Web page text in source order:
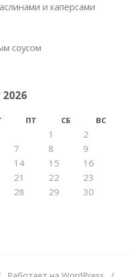
и каперсами
соусом
2026
ПТ СБ ВС
1
2
7 8
9
14 15
16
21 22
23
28 29
30